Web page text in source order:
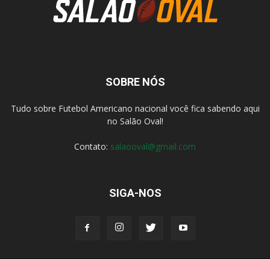
SOBRE NÓS
Tudo sobre Futebol Americano nacional você fica sabendo aqui
no Salão Oval!
Contato: salaooval@gmail.com
SIGA-NOS